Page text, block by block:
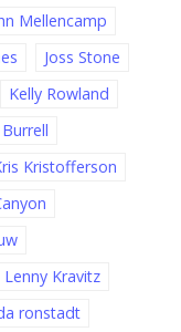
Mellencamp
Joss Stone
Kelly Rowland
Kristofferson
Lenny Kravitz
ronstadt